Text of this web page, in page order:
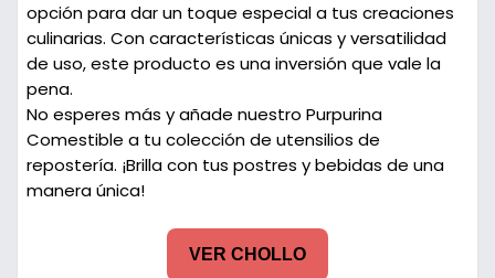
opción para dar un toque especial a tus creaciones
culinarias. Con características únicas y versatilidad
de uso, este producto es una inversión que vale la
pena.
No esperes más y añade nuestro Purpurina
Comestible a tu colección de utensilios de
repostería. ¡Brilla con tus postres y bebidas de una
manera única!
VER CHOLLO